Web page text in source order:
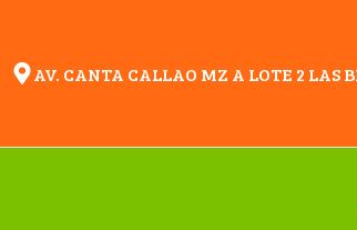
AV. CANTA CALLAO MZ A LOTE 2 LAS